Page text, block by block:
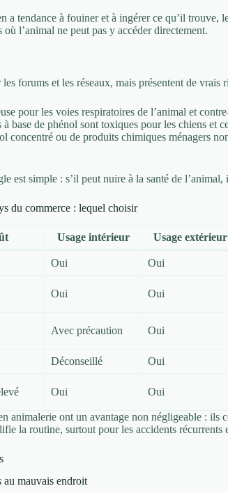
a tendance à fouiner et à ingérer ce qu’il trouve,
l’animal ne peut pas y accéder directement.
forums et les réseaux, mais présentent de vrais
pour les voies respiratoires de l’animal et
base de phénol sont toxiques pour les chiens et
concentré ou de produits chimiques ménagers
est simple : s’il peut nuire à la santé de
du commerce : lequel choisir
Usage intérieur Usage extérieur
Oui Oui
Oui Oui
Avec précaution Oui
Déconseillé Oui
Oui Oui
animalerie ont un avantage non négligeable : ils
la routine, surtout pour les accidents récurrents
au mauvais endroit